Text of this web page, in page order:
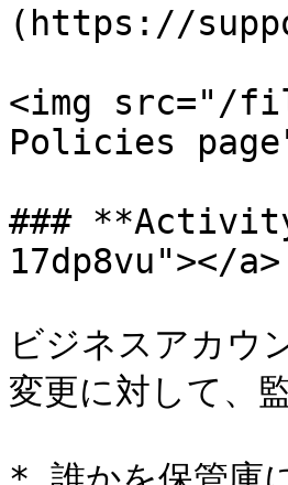
(https://
<img src="/
Policies
###
17dp8vu"></a>
ビジネスアカウ
変更に対して、